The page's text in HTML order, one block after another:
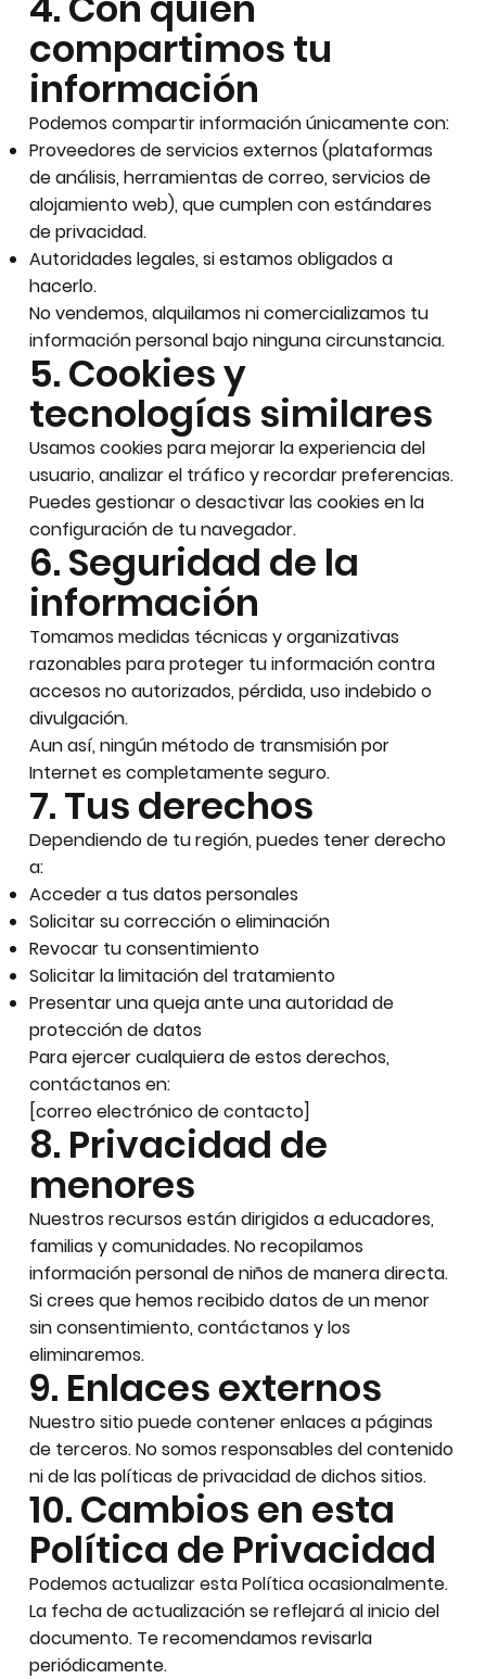
compartimos tu
información
Podemos compartir información únicamente con:
Proveedores de servicios externos (plataformas
de análisis, herramientas de correo, servicios de
alojamiento web), que cumplen con estándares
de privacidad.
Autoridades legales, si estamos obligados a
hacerlo.
No vendemos, alquilamos ni comercializamos tu
información personal bajo ninguna circunstancia.
5. Cookies y
tecnologías similares
Usamos cookies para mejorar la experiencia del
usuario, analizar el tráfico y recordar preferencias.
Puedes gestionar o desactivar las cookies en la
configuración de tu navegador.
6. Seguridad de la
información
Tomamos medidas técnicas y organizativas
razonables para proteger tu información contra
accesos no autorizados, pérdida, uso indebido o
divulgación.
Aun así, ningún método de transmisión por
Internet es completamente seguro.
7. Tus derechos
Dependiendo de tu región, puedes tener derecho
a:
Acceder a tus datos personales
Solicitar su corrección o eliminación
Revocar tu consentimiento
Solicitar la limitación del tratamiento
Presentar una queja ante una autoridad de
protección de datos
Para ejercer cualquiera de estos derechos,
contáctanos en:
[correo electrónico de contacto]
8. Privacidad de
menores
Nuestros recursos están dirigidos a educadores,
familias y comunidades. No recopilamos
información personal de niños de manera directa.
Si crees que hemos recibido datos de un menor
sin consentimiento, contáctanos y los
eliminaremos.
9. Enlaces externos
Nuestro sitio puede contener enlaces a páginas
de terceros. No somos responsables del contenido
ni de las políticas de privacidad de dichos sitios.
10. Cambios en esta
Política de Privacidad
Podemos actualizar esta Política ocasionalmente.
La fecha de actualización se reflejará al inicio del
documento. Te recomendamos revisarla
periódicamente.